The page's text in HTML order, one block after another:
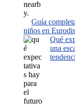
Guía
niños en
Qué
una